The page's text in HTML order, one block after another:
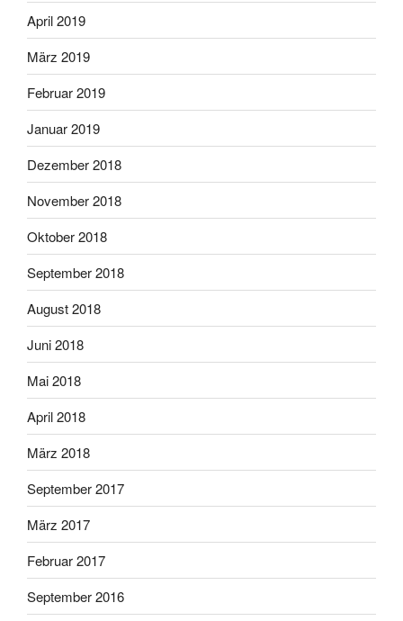
April 2019
März 2019
Februar 2019
Januar 2019
Dezember 2018
November 2018
Oktober 2018
September 2018
August 2018
Juni 2018
Mai 2018
April 2018
März 2018
September 2017
März 2017
Februar 2017
September 2016